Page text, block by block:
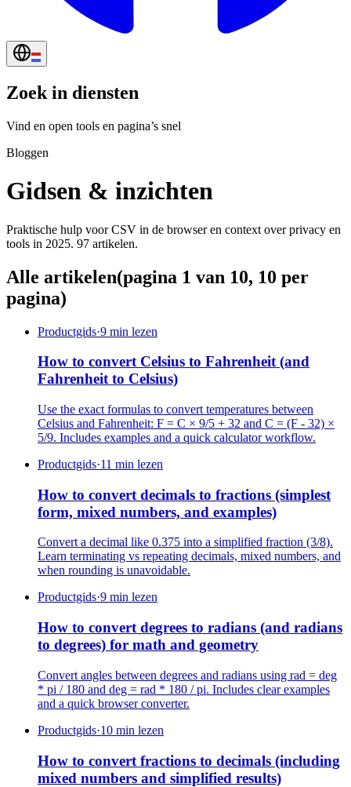
Zoek in diensten
Vind en open tools en pagina’s snel
Bloggen
Gidsen & inzichten
Praktische hulp voor CSV in de browser en context over privacy en
tools in 2025. 97 artikelen.
Alle artikelen(pagina 1 van 10, 10 per
pagina)
Productgids·9 min lezen
How to convert Celsius to Fahrenheit (and
Fahrenheit to Celsius)
Use the exact formulas to convert temperatures between
Celsius and Fahrenheit: F = C × 9/5 + 32 and C = (F - 32) ×
5/9. Includes examples and a quick calculator workflow.
Productgids·11 min lezen
How to convert decimals to fractions (simplest
form, mixed numbers, and examples)
Convert a decimal like 0.375 into a simplified fraction (3/8).
Learn terminating vs repeating decimals, mixed numbers, and
when rounding is unavoidable.
Productgids·9 min lezen
How to convert degrees to radians (and radians
to degrees) for math and geometry
Convert angles between degrees and radians using rad = deg
* pi / 180 and deg = rad * 180 / pi. Includes clear examples
and a quick browser converter.
Productgids·10 min lezen
How to convert fractions to decimals (including
mixed numbers and simplified results)